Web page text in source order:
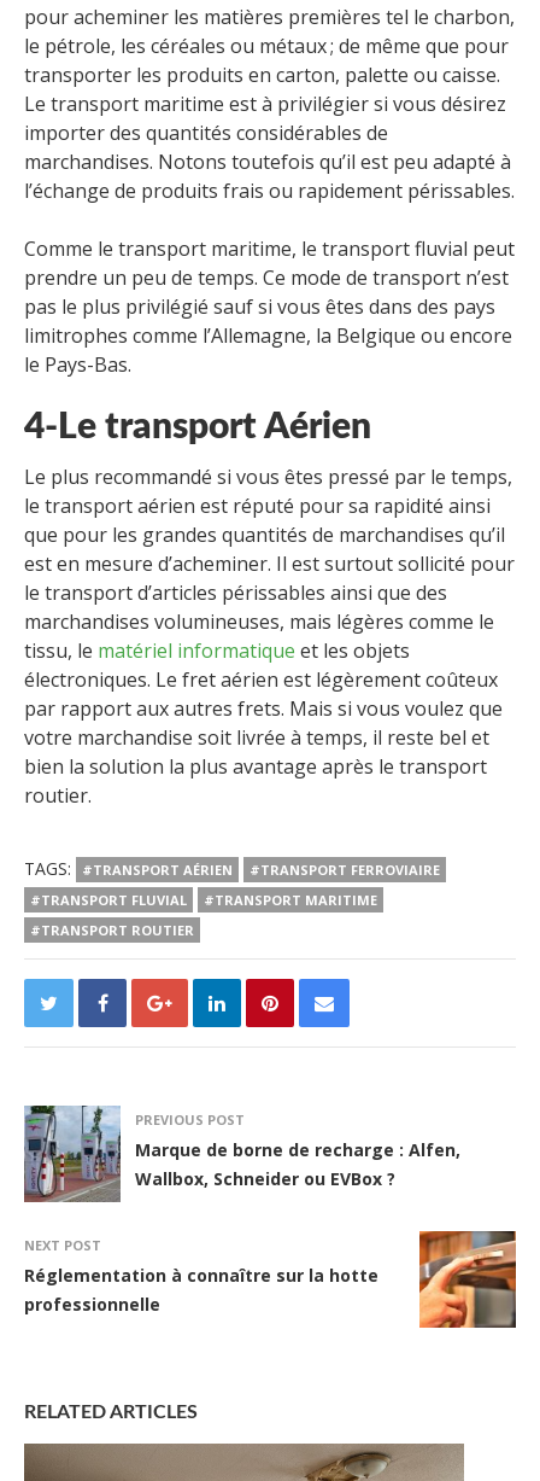
pour acheminer les matières premières tel le charbon,
le pétrole, les céréales ou métaux ; de même que pour
transporter les produits en carton, palette ou caisse.
Le transport maritime est à privilégier si vous désirez
importer des quantités considérables de
marchandises. Notons toutefois qu’il est peu adapté à
l’échange de produits frais ou rapidement périssables.
Comme le transport maritime, le transport fluvial peut
prendre un peu de temps. Ce mode de transport n’est
pas le plus privilégié sauf si vous êtes dans des pays
limitrophes comme l’Allemagne, la Belgique ou encore
le Pays-Bas.
4-Le transport Aérien
Le plus recommandé si vous êtes pressé par le temps,
le transport aérien est réputé pour sa rapidité ainsi
que pour les grandes quantités de marchandises qu’il
est en mesure d’acheminer. Il est surtout sollicité pour
le transport d’articles périssables ainsi que des
marchandises volumineuses, mais légères comme le
tissu, le matériel informatique et les objets
électroniques. Le fret aérien est légèrement coûteux
par rapport aux autres frets. Mais si vous voulez que
votre marchandise soit livrée à temps, il reste bel et
bien la solution la plus avantage après le transport
routier.
TAGS: #TRANSPORT AÉRIEN
#TRANSPORT FERROVIAIRE
#TRANSPORT FLUVIAL
#TRANSPORT MARITIME
#TRANSPORT ROUTIER
PREVIOUS POST
Marque de borne de recharge : Alfen,
Wallbox, Schneider ou EVBox ?
NEXT POST
Réglementation à connaître sur la hotte
professionnelle
RELATED ARTICLES